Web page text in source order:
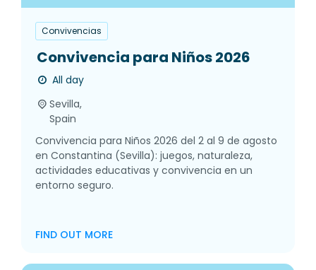
Convivencias
Convivencia para Niños 2026
All day
Sevilla,
Spain
Convivencia para Niños 2026 del 2 al 9 de agosto
en Constantina (Sevilla): juegos, naturaleza,
actividades educativas y convivencia en un
entorno seguro.
FIND OUT MORE